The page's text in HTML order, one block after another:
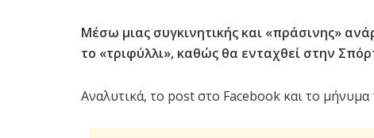
Μέσω μιας συγκινητικής και «πράσινης»
το «τριφύλλι», καθώς θα ενταχθεί στην
Αναλυτικά, το post στο Facebook και το